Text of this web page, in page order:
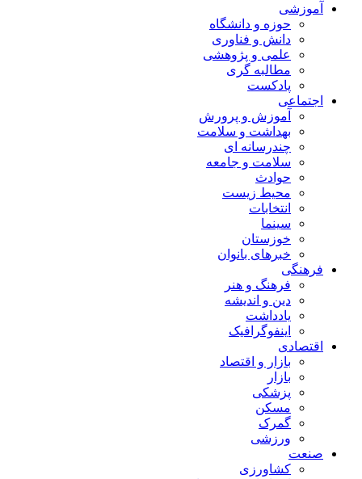
آموزشی
حوزه و دانشگاه
دانش و فناوری
علمی و پژوهشی
مطالبه گری
پادکست
اجتماعی
آموزش و پرورش
بهداشت و سلامت
چندرسانه ای
سلامت و جامعه
حوادث
محیط زیست
انتخابات
سینما
خوزستان
خبرهای بانوان
فرهنگی
فرهنگ و هنر
دین و اندیشه
یادداشت
اینفوگرافیک
اقتصادی
بازار و اقتصاد
بازار
پزشکی
مسکن
گمرک
ورزشی
صنعت
کشاورزی